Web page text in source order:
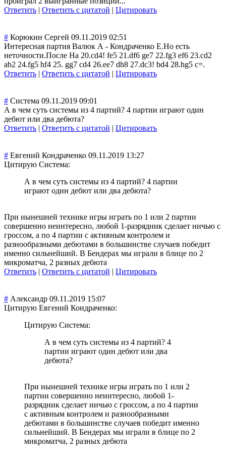
Ответить | Ответить с цитатой | Цитировать
# Корюкин Сергей 09.11.2019 02:51
Интересная партия Валюк А - Кондраченко Е.Но есть
неточности.После На 20.cd4! fe5 21.df6 ge7 22.fg3 ef6 23.cd2
ab2 24.fg5 hf4 25. gg7 cd4 26.ee7 dh8 27.dc3! bd4 28.hg5 c=.
Ответить | Ответить с цитатой | Цитировать
# Система 09.11.2019 09:01
А в чем суть системы из 4 партий? 4 партии играют один
дебют или два дебюта?
Ответить | Ответить с цитатой | Цитировать
# Евгений Кондраченко 09.11.2019 13:27
Цитирую Система:
А в чем суть системы из 4 партий? 4 партии
играют один дебют или два дебюта?
При нынешней технике игры играть по 1 или 2 партии
совершенно неинтересно, любой 1-разрядник сделает ничью с
гроссом, а по 4 партии с активным контролем и
разнообразными дебютами в большинстве случаев победит
именно сильнейший. В Бендерах мы играли в блице по 2
микроматча, 2 разных дебюта
Ответить | Ответить с цитатой | Цитировать
# Александр 09.11.2019 15:07
Цитирую Евгений Кондраченко:
Цитирую Система:
А в чем суть системы из 4 партий? 4
партии играют один дебют или два
дебюта?
При нынешней технике игры играть по 1 или 2
партии совершенно неинтересно, любой 1-
разрядник сделает ничью с гроссом, а по 4 партии
с активным контролем и разнообразными
дебютами в большинстве случаев победит именно
сильнейший. В Бендерах мы играли в блице по 2
микроматча, 2 разных дебюта